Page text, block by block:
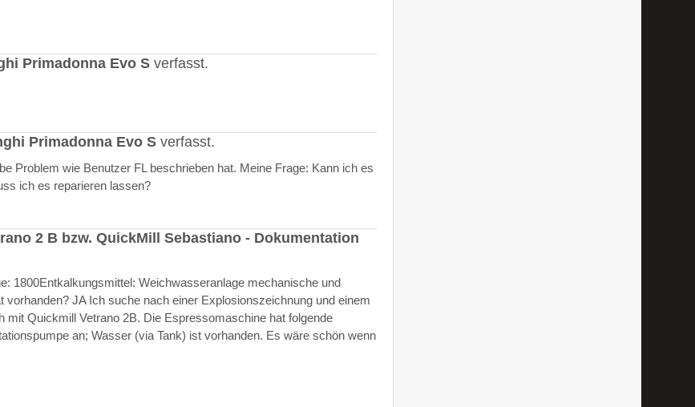
Primadonna Evo S verfasst.
Primadonna Evo S verfasst.
Problem wie Benutzer FL beschrieben hat. Meine Frage: Kann ich es
ich es reparieren lassen?
2 B bzw. QuickMill Sebastiano - Dokumentation
1800Entkalkungsmittel: Weichwasseranlage mechanische und
JA Ich suche nach einer Explosionszeichnung und einem
mit Quickmill Vetrano 2B. Die Espressomaschine hat folgende
an; Wasser (via Tank) ist vorhanden. Es wäre schön wenn